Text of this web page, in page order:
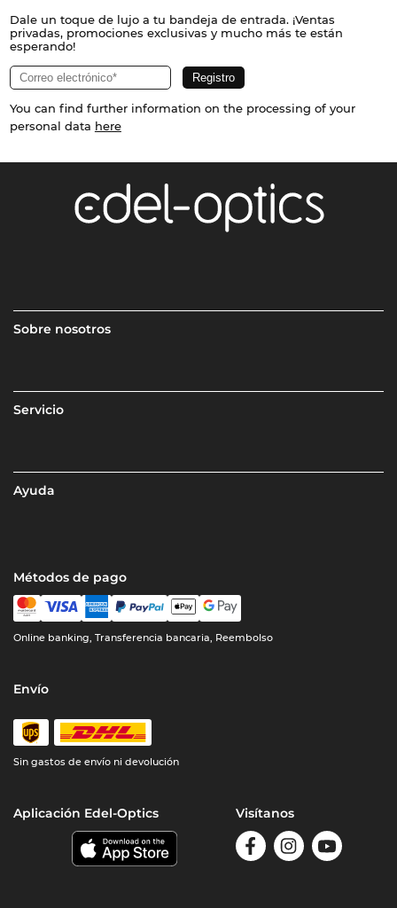
Dale un toque de lujo a tu bandeja de entrada. ¡Ventas
privadas, promociones exclusivas y mucho más te están
esperando!
You can find further information on the processing of your
personal data here
Sobre nosotros
Servicio
Ayuda
Métodos de pago
Online banking, Transferencia bancaria, Reembolso
Envío
Sin gastos de envío ni devolución
Aplicación Edel-Optics Visítanos